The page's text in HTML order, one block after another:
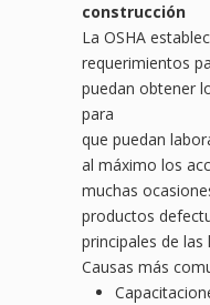
construcción
La OSHA
requerimientos
puedan obtener
para
que puedan
al máximo los
muchas
productos
principales de las
Causas más